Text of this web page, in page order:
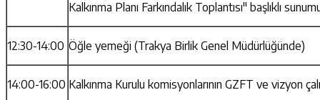
Kalkınma Planı Farkındalık Toplantısı" başlıklı
12:30-14:00 Öğle yemeği (Trakya Birlik Genel Müdürlüğünde)
14:00-16:00 Kalkınma Kurulu komisyonlarının GZFT ve vizyon